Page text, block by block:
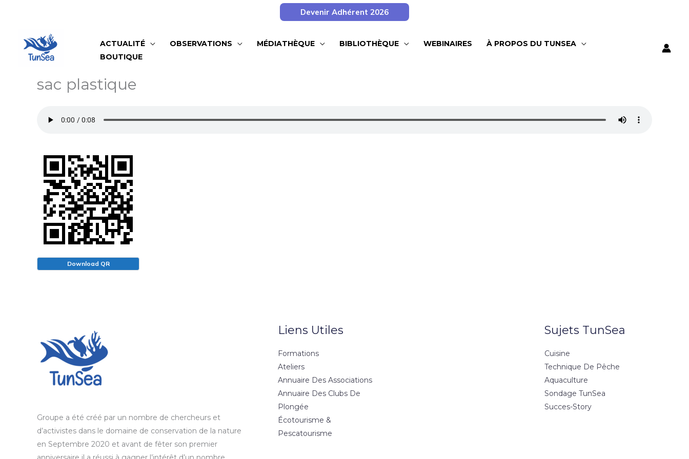
contenu
Devenir Adhérent 2026
ACTUALITÉ OBSERVATIONS MÉDIATHÈQUE BIBLIOTHÈQUE WEBINAIRES
À PROPOS DU TUNSEA
BOUTIQUE
sac plastique
Download QR
Groupe a été créé par un nombre de chercheurs et
d’activistes dans le domaine de conservation de la nature
en Septembre 2020 et avant de fêter son premier
Liens Utiles
Formations
Ateliers
Annuaire Des Associations
Annuaire Des Clubs De
Plongée
Écotourisme &
Pescatourisme
Sujets TunSea
Cuisine
Technique De Pêche
Aquaculture
Sondage TunSea
Succes-Story